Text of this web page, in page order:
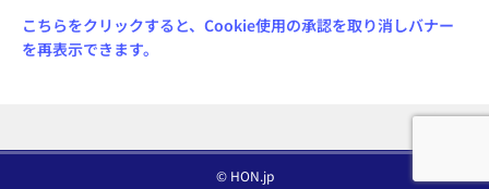
こちらをクリックすると、Cookie使用の承認を取り消しバナー
を再表示できます。
© HON.jp